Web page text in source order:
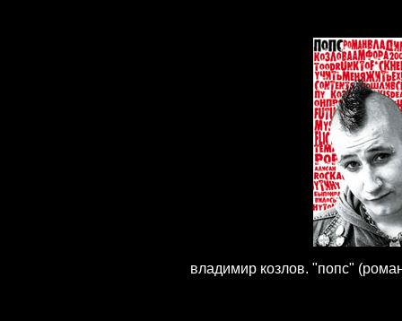
владимир козлов. "попс"